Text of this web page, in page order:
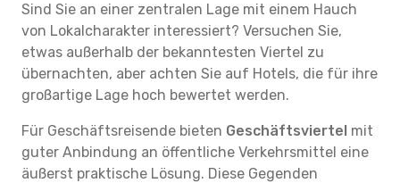
Sind Sie an einer zentralen Lage mit einem Hauch
von Lokalcharakter interessiert? Versuchen Sie,
etwas außerhalb der bekanntesten Viertel zu
übernachten, aber achten Sie auf Hotels, die für ihre
großartige Lage hoch bewertet werden.
Für Geschäftsreisende bieten Geschäftsviertel mit
guter Anbindung an öffentliche Verkehrsmittel eine
äußerst praktische Lösung. Diese Gegenden